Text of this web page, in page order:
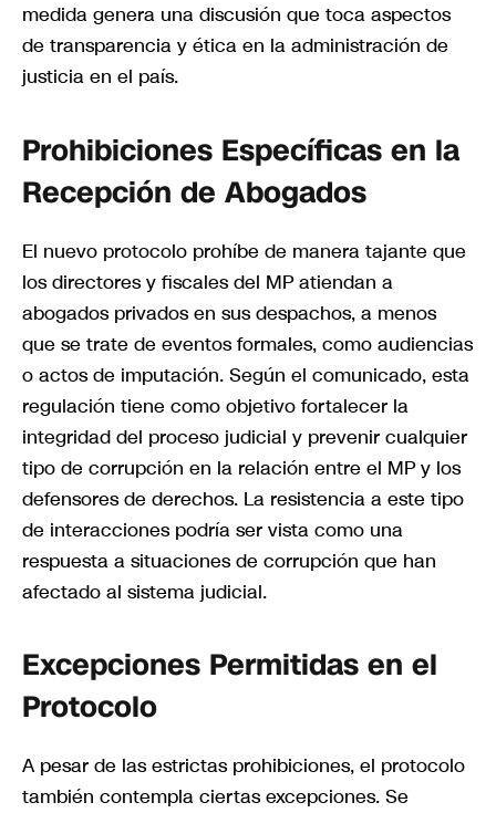
medida genera una discusión que toca aspectos
de transparencia y ética en la administración de
justicia en el país.
Prohibiciones Específicas en la
Recepción de Abogados
El nuevo protocolo prohíbe de manera tajante que
los directores y fiscales del MP atiendan a
abogados privados en sus despachos, a menos
que se trate de eventos formales, como audiencias
o actos de imputación. Según el comunicado, esta
regulación tiene como objetivo fortalecer la
integridad del proceso judicial y prevenir cualquier
tipo de corrupción en la relación entre el MP y los
defensores de derechos. La resistencia a este tipo
de interacciones podría ser vista como una
respuesta a situaciones de corrupción que han
afectado al sistema judicial.
Excepciones Permitidas en el
Protocolo
A pesar de las estrictas prohibiciones, el protocolo
también contempla ciertas excepciones. Se